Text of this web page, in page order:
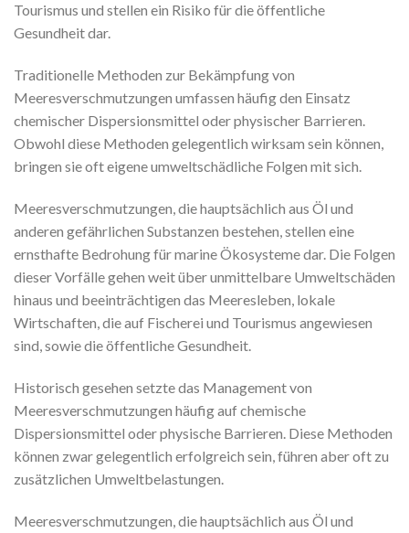
Tourismus und stellen ein Risiko für die öffentliche
Gesundheit dar.
Traditionelle Methoden zur Bekämpfung von
Meeresverschmutzungen umfassen häufig den Einsatz
chemischer Dispersionsmittel oder physischer Barrieren.
Obwohl diese Methoden gelegentlich wirksam sein können,
bringen sie oft eigene umweltschädliche Folgen mit sich.
Meeresverschmutzungen, die hauptsächlich aus Öl und
anderen gefährlichen Substanzen bestehen, stellen eine
ernsthafte Bedrohung für marine Ökosysteme dar. Die Folgen
dieser Vorfälle gehen weit über unmittelbare Umweltschäden
hinaus und beeinträchtigen das Meeresleben, lokale
Wirtschaften, die auf Fischerei und Tourismus angewiesen
sind, sowie die öffentliche Gesundheit.
Historisch gesehen setzte das Management von
Meeresverschmutzungen häufig auf chemische
Dispersionsmittel oder physische Barrieren. Diese Methoden
können zwar gelegentlich erfolgreich sein, führen aber oft zu
zusätzlichen Umweltbelastungen.
Meeresverschmutzungen, die hauptsächlich aus Öl und